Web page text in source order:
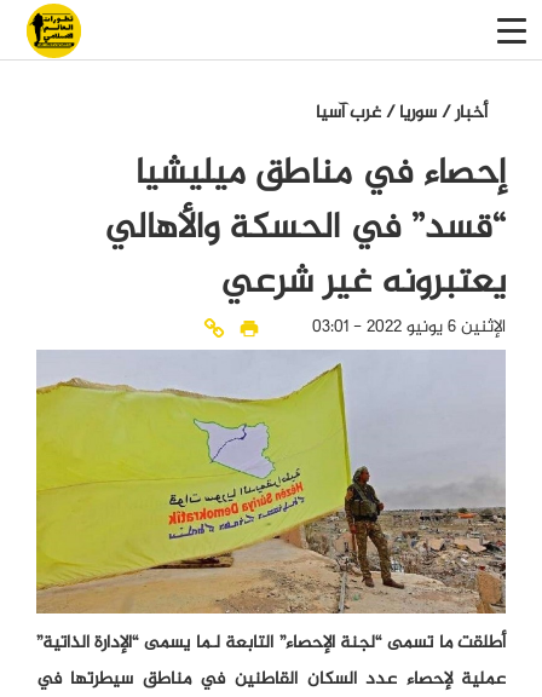
أخبار/سوريا/غرب آسيا
إحصاء في مناطق ميليشيا
“قسد” في الحسكة والأهالي
يعتبرونه غير شرعي
الإثنين 6 يونيو 2022 - 03:01
أطلقت ما تسمى “لجنة الإحصاء” التابعة لـما يسمى “الإدارة الذاتية”
عملية لإحصاء عدد السكان القاطنين في مناطق سيطرتها في